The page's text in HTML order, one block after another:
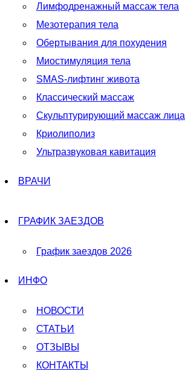
Лимфодренажный массаж тела
Мезотерапия тела
Обертывания для похудения
Миостимуляция тела
SMAS-лифтинг живота
Классический массаж
Скульптурирующий массаж лица
Криолиполиз
Ультразвуковая кавитация
ВРАЧИ
ГРАФИК ЗАЕЗДОВ
График заездов 2026
ИНФО
НОВОСТИ
СТАТЬИ
ОТЗЫВЫ
КОНТАКТЫ